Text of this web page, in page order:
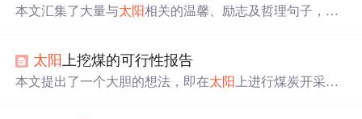
情感共鸣与正向激励，不涉及具体技术实现或IT系统功
本文汇集了大量与太阳相关的温馨、励志及哲理句子，通
太阳上挖煤的可行性报告
本文提出了一个大胆的想法，即在太阳
上进行煤炭开采以